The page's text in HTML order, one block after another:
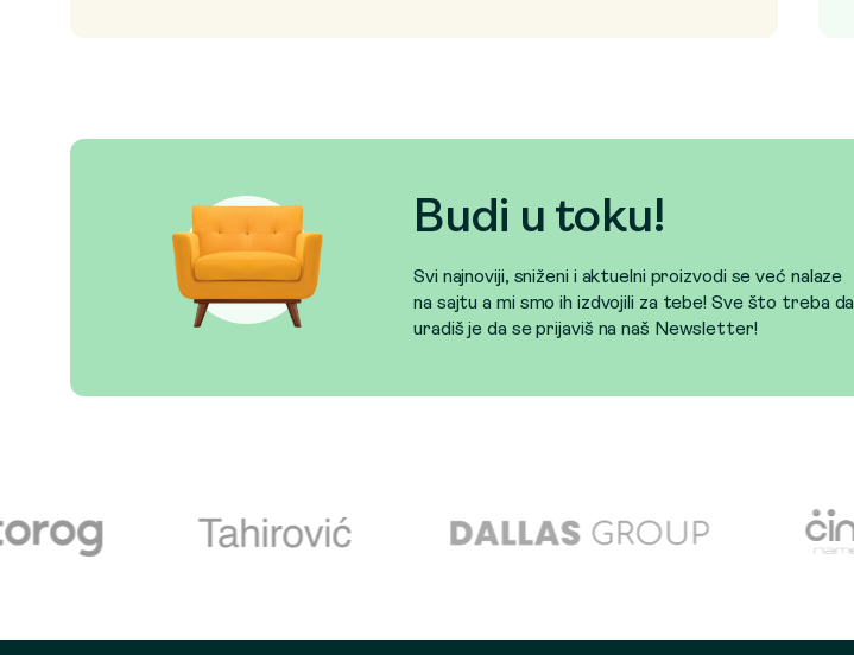
Budi u toku!
Svi najnoviji, sniženi i aktuelni proizvodi se već nalaze
na sajtu a mi smo ih izdvojili za tebe! Sve što treba da
uradiš je da se prijaviš na naš Newsletter!